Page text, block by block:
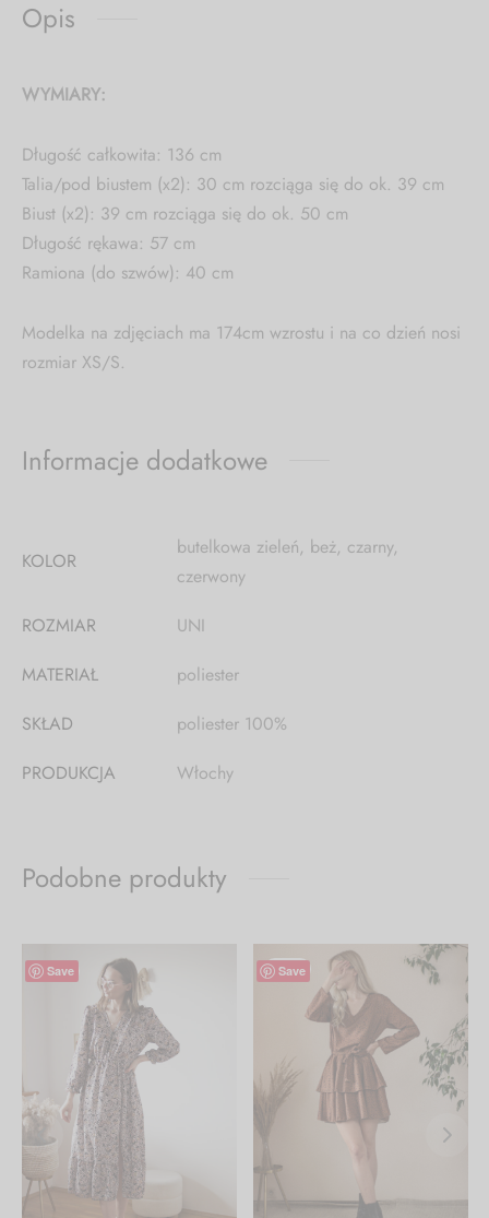
Opis
WYMIARY:
Długość całkowita: 136 cm
Talia/pod biustem (x2): 30 cm rozciąga się do ok. 39 cm
Biust (x2): 39 cm rozciąga się do ok. 50 cm
Długość rękawa: 57 cm
Ramiona (do szwów): 40 cm
Modelka na zdjęciach ma 174cm wzrostu i na co dzień nosi
rozmiar XS/S.
Informacje dodatkowe
KOLOR
butelkowa zieleń, beż, czarny,
czerwony
ROZMIAR
UNI
MATERIAŁ
poliester
SKŁAD
poliester 100%
PRODUKCJA
Włochy
Podobne produkty
Save
-23% Save
-50%